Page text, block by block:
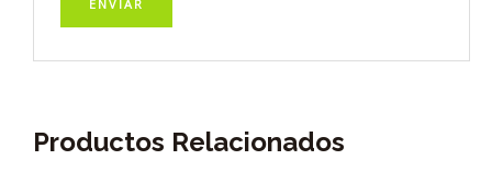
Productos Relacionados